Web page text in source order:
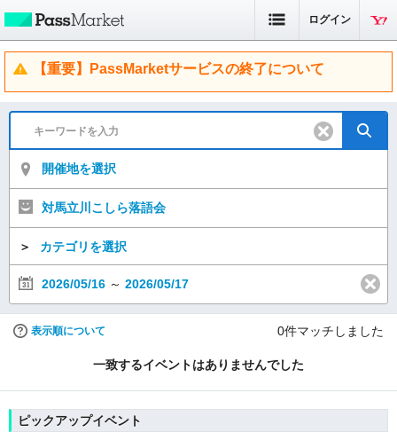
ログイン
【重要】PassMarketサービスの終了について
開催地を選択
対馬立川こしら落語会
＞ カテゴリを選択
2026/05/16 ～ 2026/05/17
表示順について 0件マッチしました
一致するイベントはありませんでした
ピックアップイベント